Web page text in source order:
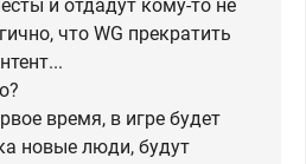
и отдадут кому-то не
что WG прекратить
время, в игре будет
новые люди, будут